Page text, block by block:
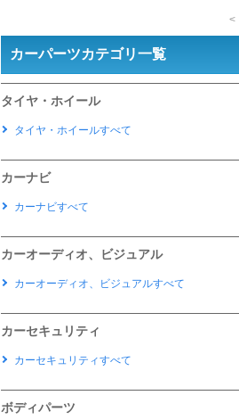
<
カーパーツカテゴリ一覧
タイヤ・ホイール
タイヤ・ホイールすべて
カーナビ
カーナビすべて
カーオーディオ、ビジュアル
カーオーディオ、ビジュアルすべて
カーセキュリティ
カーセキュリティすべて
ボディパーツ